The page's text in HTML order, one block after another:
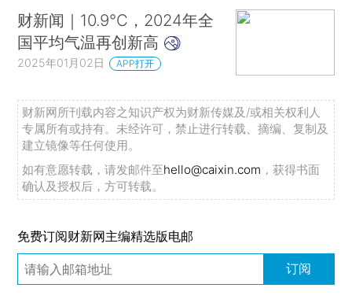
财新闻｜10.9℃，2024年全
国平均气温再创新高
2025年01月02日 APP打开
财新网所刊载内容之知识产权为财新传媒及/或相关权利人
专属所有或持有。未经许可，禁止进行转载、摘编、复制及
建立镜像等任何使用。
如有意愿转载，请发邮件至hello@caixin.com ，获得书面
确认及授权后，方可转载。
免费订阅财新网主编精选版电邮
订阅